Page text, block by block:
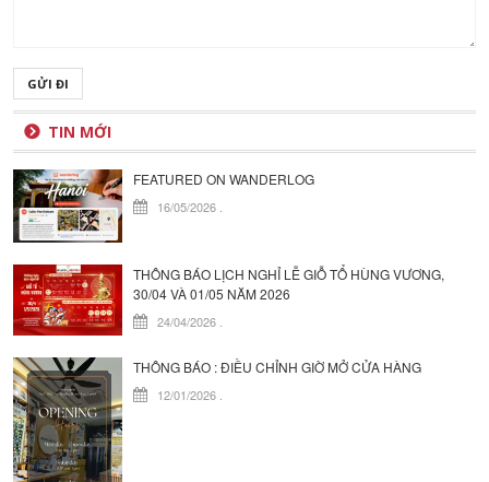
GỬI ĐI
TIN MỚI
FEATURED ON WANDERLOG
16/05/2026
THÔNG BÁO LỊCH NGHỈ LỄ GIỖ TỔ HÙNG VƯƠNG,
30/04 VÀ 01/05 NĂM 2026
24/04/2026
THÔNG BÁO : ĐIỀU CHỈNH GIỜ MỞ CỬA HÀNG
12/01/2026